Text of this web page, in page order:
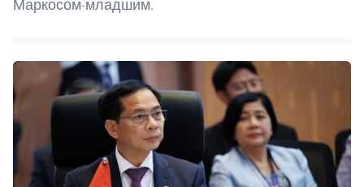
Маркосом-младшим.